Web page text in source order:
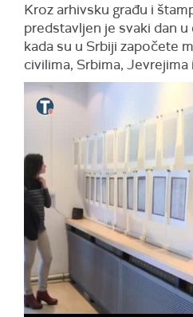
Kroz arhivsku građu i
predstavljen je svaki dan
kada su u Srbiji započete
civilima, Srbima, Jevrejima